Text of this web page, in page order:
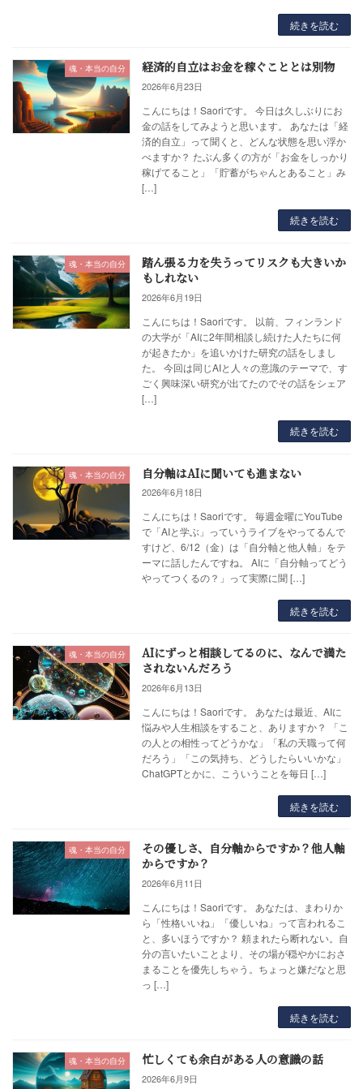
続きを読む
魂・本当の自分 経済的自立はお金を稼ぐこととは別物
2026年6月23日
こんにちは！Saoriです。 今日は久しぶりにお
金の話をしてみようと思います。 あなたは「経
済的自立」って聞くと、どんな状態を思い浮か
べますか？ たぶん多くの方が「お金をしっかり
稼げてること」「貯蓄がちゃんとあること」み
[…]
続きを読む
魂・本当の自分
踏ん張る力を失うってリスクも大きいか
もしれない
2026年6月19日
こんにちは！Saoriです。 以前、フィンランド
の大学が「AIに2年間相談し続けた人たちに何
が起きたか」を追いかけた研究の話をしまし
た。 今回は同じAIと人々の意識のテーマで、す
ごく興味深い研究が出てたのでその話をシェア
[…]
続きを読む
魂・本当の自分 自分軸はAIに聞いても進まない
2026年6月18日
こんにちは！Saoriです。 毎週金曜にYouTube
で「AIと学ぶ」っていうライブをやってるんで
すけど、6/12（金）は「自分軸と他人軸」をテ
ーマに話したんですね。 AIに「自分軸ってどう
やってつくるの？」って実際に聞 […]
続きを読む
魂・本当の自分
AIにずっと相談してるのに、なんで満た
されないんだろう
2026年6月13日
こんにちは！Saoriです。 あなたは最近、AIに
悩みや人生相談をすること、ありますか？ 「こ
の人との相性ってどうかな」「私の天職って何
だろう」「この気持ち、どうしたらいいかな」
ChatGPTとかに、こういうことを毎日 […]
続きを読む
魂・本当の自分
その優しさ、自分軸からですか？他人軸
からですか？
2026年6月11日
こんにちは！Saoriです。 あなたは、まわりか
ら「性格いいね」「優しいね」って言われるこ
と、多いほうですか？ 頼まれたら断れない。自
分の言いたいことより、その場が穏やかにおさ
まることを優先しちゃう。ちょっと嫌だなと思
っ […]
続きを読む
魂・本当の自分 忙しくても余白がある人の意識の話
2026年6月9日